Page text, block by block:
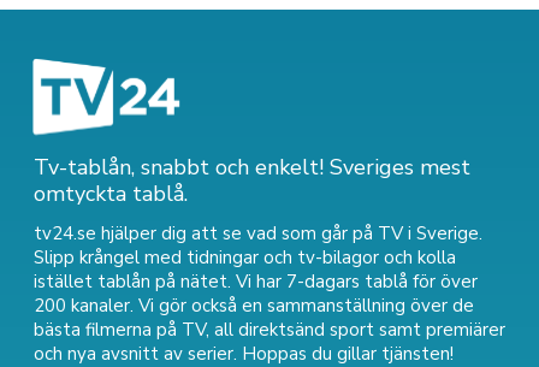
Tv-tablån, snabbt och enkelt! Sveriges mest
omtyckta tablå.
tv24.se hjälper dig att se vad som går på TV i Sverige.
Slipp krångel med tidningar och tv-bilagor och kolla
istället tablån på nätet. Vi har 7-dagars tablå för över
200 kanaler. Vi gör också en sammanställning över de
bästa filmerna på TV, all direktsänd sport samt premiärer
och nya avsnitt av serier. Hoppas du gillar tjänsten!